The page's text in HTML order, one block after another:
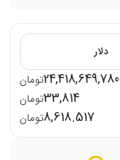
دلار
24,418,649,780تومان
33,814تومان
8,618.517تومان